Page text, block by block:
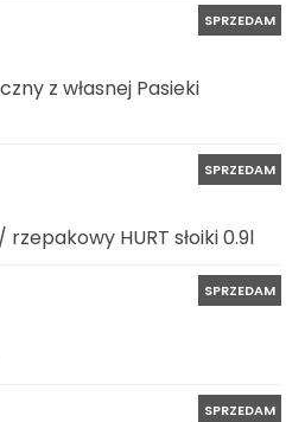
SPRZEDAM
z własnej Pasieki
SPRZEDAM
HURT słoiki 0.9l
SPRZEDAM
SPRZEDAM